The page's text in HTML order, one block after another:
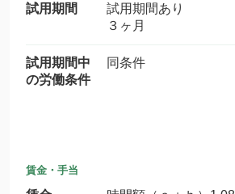
試用期間
試用期間あり
３ヶ月
試用期間中
の労働条件
同条件
賃金・手当